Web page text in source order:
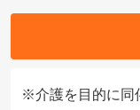
※介護を目的に同